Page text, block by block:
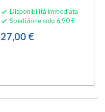
 Disponibilità immediata
 Spedizione solo 6,90 €
27,00 €